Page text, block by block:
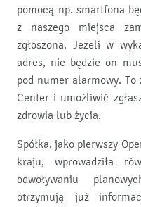
pomocą np. smartfona
z naszego miejsca
zgłoszona. Jeżeli w
adres, nie będzie on
pod numer alarmowy.
Center i umożliwić
zdrowia lub życia.
Spółka, jako pierwszy
kraju, wprowadziła
odwoływaniu
otrzymują już